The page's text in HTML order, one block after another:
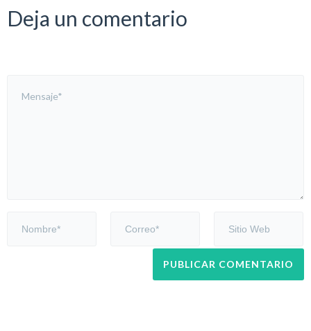
Deja un comentario